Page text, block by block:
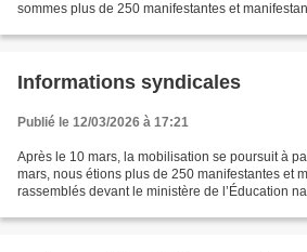
sommes plus de 250 manifestantes et
Informations syndicales
Publié le 12/03/2026 à 17:21
Après le 10 mars, la mobilisation se poursuit à
mars, nous étions plus de 250 manifestantes et
rassemblés devant le ministère de l’Éducation